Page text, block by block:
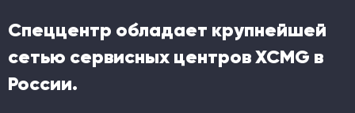
Спеццентр обладает крупнейшей
сетью сервисных центров XCMG в
России.